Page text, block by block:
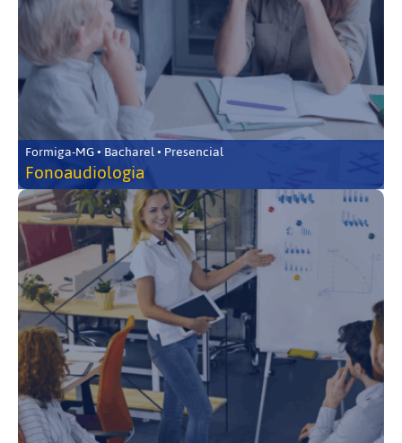
Formiga-MG • Bacharel • Presencial
Fonoaudiologia